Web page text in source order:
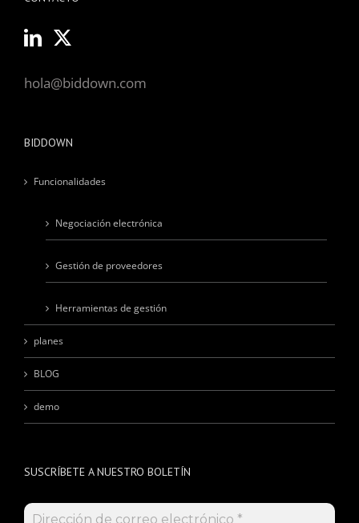
hola@biddown.com
BIDDOWN
Funcionalidades
Negociación electrónica
Gestión de proveedores
Herramientas de gestión
planes
BLOG
demo
SUSCRÍBETE A NUESTRO BOLETÍN